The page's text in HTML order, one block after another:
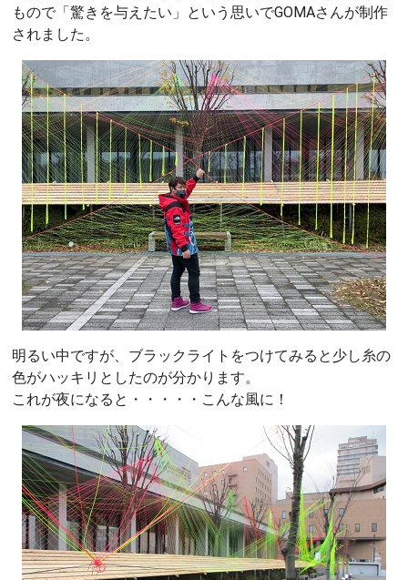
もので「驚きを与えたい」という思いでGOMAさんが制作
されました。
明るい中ですが、ブラックライトをつけてみると少し糸の
色がハッキリとしたのが分かります。
これが夜になると・・・・・こんな風に！